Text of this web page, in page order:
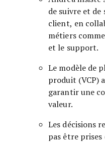
de suivre et
client, en
métiers
et le support.
Le modèle de
produit (VCP)
garantir une
valeur.
Les décisions
pas être prises